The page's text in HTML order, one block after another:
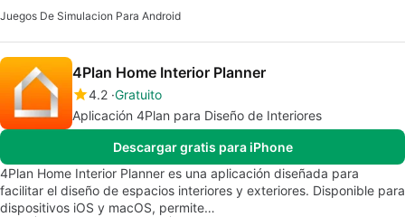
Juegos De Simulacion Para Android
4Plan Home Interior Planner
4.2 Gratuito
Aplicación 4Plan para Diseño de Interiores
Descargar gratis para iPhone
4Plan Home Interior Planner es una aplicación diseñada para
facilitar el diseño de espacios interiores y exteriores. Disponible para
dispositivos iOS y macOS, permite…